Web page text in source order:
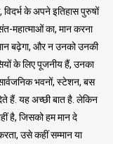
विदर्भ के अपने इतिहास पुरुषों
महात्माओं का, मान करना
बढ़ेगा, और न उनको उनकी
के लिए पूजनीय हैं, उनका
भवनों, स्टेशन, बस
हैं. यह अच्छी बात है. लेकिन
है, जिसको हम मान दे
उसे कहीं सम्मान या